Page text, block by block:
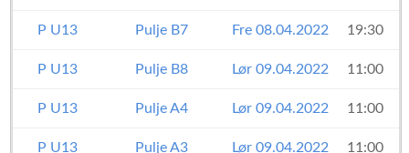
P U13 Pulje B7 Fre 08.04.2022 19:30
P U13 Pulje B8 Lør 09.04.2022 11:00
P U13 Pulje A4 Lør 09.04.2022 11:00
P U13 Pulje A3 Lør 09.04.2022 11:00